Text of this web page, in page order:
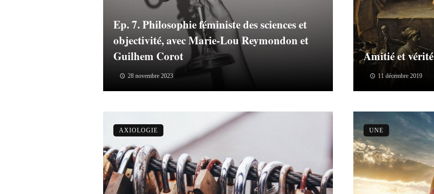
Ep. 7. Philosophie féministe des sciences et
objectivité, avec Marie-Lou Reymondon et
Guilhem Corot
28 novembre 2023
Amitié et vérité
11 décembre 2019
AXIOLOGIE UNE